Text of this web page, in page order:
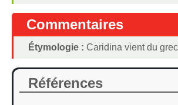
Commentaires
Étymologie : Caridina vient du
Références